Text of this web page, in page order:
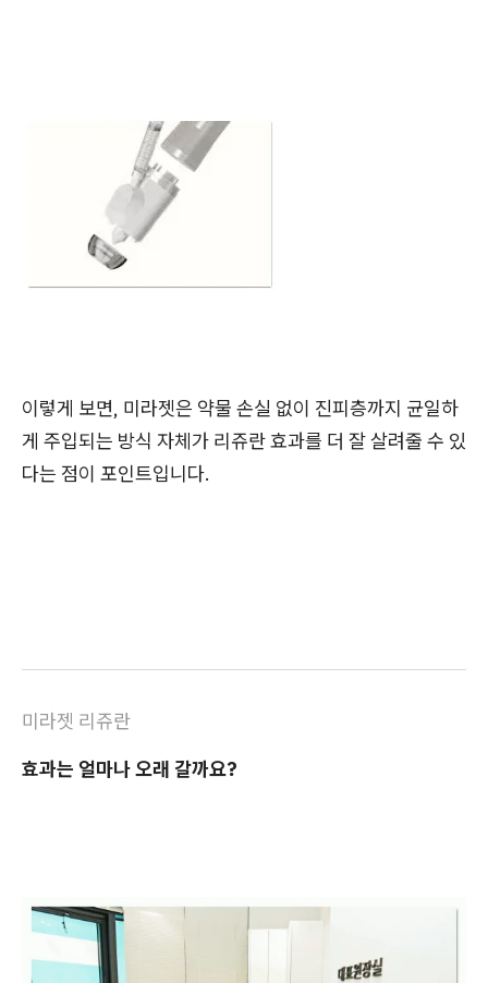
이렇게 보면, 미라젯은 약물 손실 없이 진피층까지 균일하
게 주입되는 방식 자체가 리쥬란 효과를 더 잘 살려줄 수 있
다는 점이 포인트입니다.
미라젯 리쥬란
효과는 얼마나 오래 갈까요?